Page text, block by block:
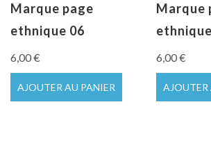
Marque page
ethnique 06
6,00€
AJOUTER AU PANIER
Marque
6,00€
AJOUTER